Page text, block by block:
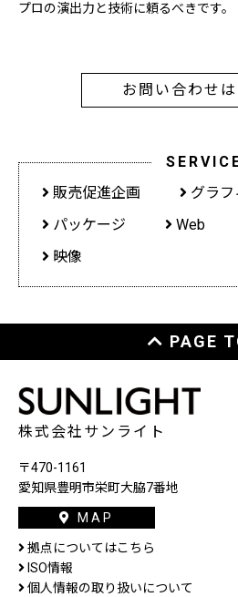
プロの演出力と技術に頼るべきです。
お問い合わせ
販売促進企画
グラフ
パッケージ
Web
映像
PAGE
株式会社サンライト
〒470-1161
愛知県豊明市栄町大脇7番地
MAP
拠点についてはこちら
ISO情報
個人情報の取り扱いについて